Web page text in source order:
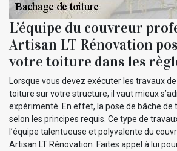
L’équipe du couvreur
Artisan LT Rénovation
votre toiture dans les
Lorsque vous devez exécuter les travaux
toiture sur votre structure, il vaut mieux
expérimenté. En effet, la pose de bâche
selon les principes requis. Ce type de
l’équipe talentueuse et polyvalente du
Artisan LT Rénovation. Faites appel à lui